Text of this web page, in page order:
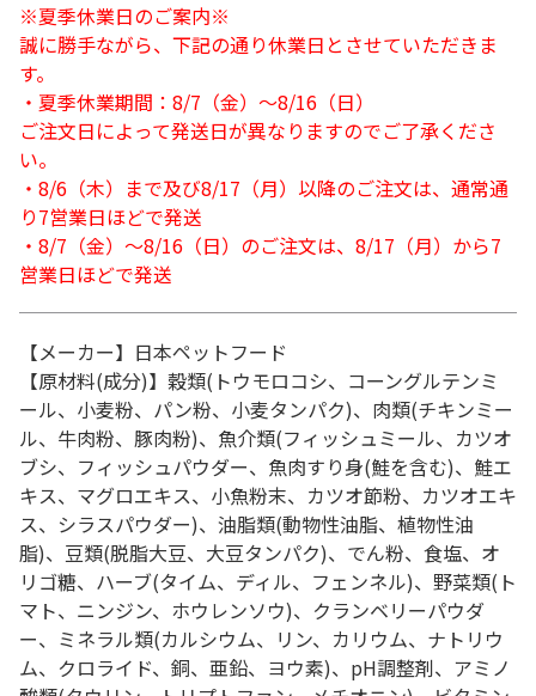
※夏季休業日のご案内※
誠に勝手ながら、下記の通り休業日とさせていただきま
す。
・夏季休業期間：8/7（金）～8/16（日）
ご注文日によって発送日が異なりますのでご了承くださ
い。
・8/6（木）まで及び8/17（月）以降のご注文は、通常通
り7営業日ほどで発送
・8/7（金）～8/16（日）のご注文は、8/17（月）から7
営業日ほどで発送
【メーカー】日本ペットフード
【原材料(成分)】穀類(トウモロコシ、コーングルテンミ
ール、小麦粉、パン粉、小麦タンパク)、肉類(チキンミー
ル、牛肉粉、豚肉粉)、魚介類(フィッシュミール、カツオ
ブシ、フィッシュパウダー、魚肉すり身(鮭を含む)、鮭エ
キス、マグロエキス、小魚粉末、カツオ節粉、カツオエキ
ス、シラスパウダー)、油脂類(動物性油脂、植物性油
脂)、豆類(脱脂大豆、大豆タンパク)、でん粉、食塩、オ
リゴ糖、ハーブ(タイム、ディル、フェンネル)、野菜類(ト
マト、ニンジン、ホウレンソウ)、クランベリーパウダ
ー、ミネラル類(カルシウム、リン、カリウム、ナトリウ
ム、クロライド、銅、亜鉛、ヨウ素)、pH調整剤、アミノ